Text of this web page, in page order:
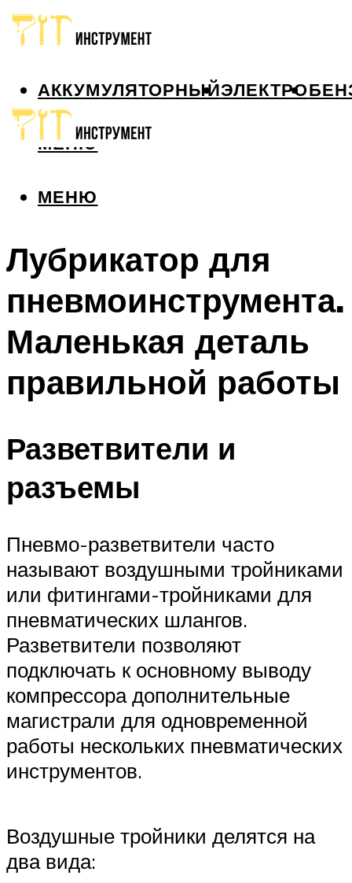
АККУМУЛЯТОРНЫЙЭЛЕКТРО
МЕНЮ
МЕНЮ
Лубрикатор для
пневмоинструмента.
Маленькая деталь
правильной работы
Разветвители и
разъемы
Пневмо-разветвители часто
называют воздушными тройниками
или фитингами-тройниками для
пневматических шлангов.
Разветвители позволяют
подключать к основному выводу
компрессора дополнительные
магистрали для одновременной
работы нескольких пневматических
инструментов.
Воздушные тройники делятся на
два вида: